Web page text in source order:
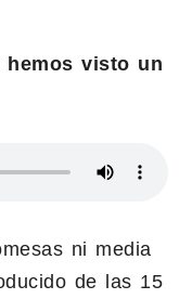
hemos visto un
ni media
de las 15